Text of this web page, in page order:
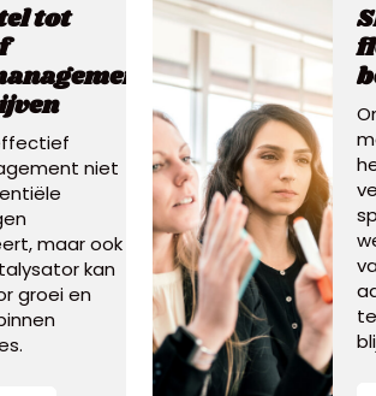
tot
niet
maar ook
kan
groei en